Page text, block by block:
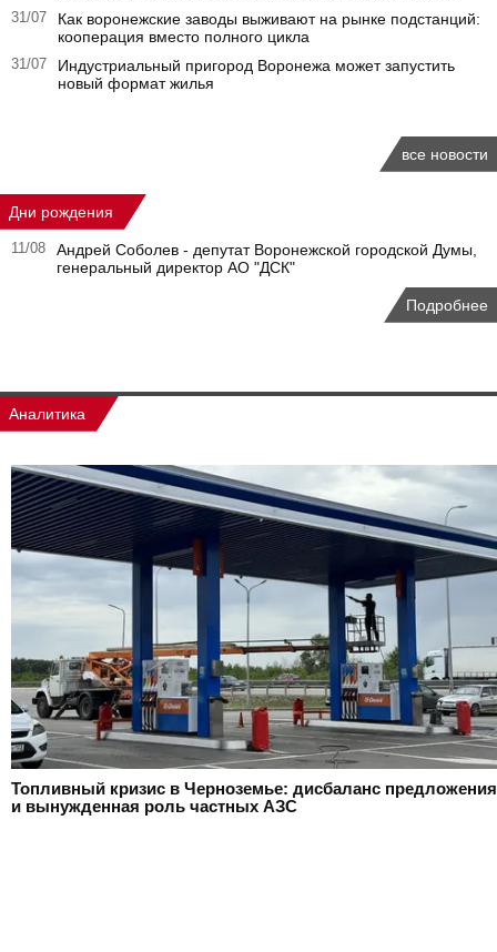
31/07
Как воронежские заводы выживают на рынке подстанций:
кооперация вместо полного цикла
31/07
Индустриальный пригород Воронежа может запустить
новый формат жилья
все новости
Дни рождения
11/08
Андрей Соболев - депутат Воронежской городской Думы,
генеральный директор АО "ДСК"
Подробнее
Аналитика
Топливный кризис в Черноземье: дисбаланс предложения
и вынужденная роль частных АЗС